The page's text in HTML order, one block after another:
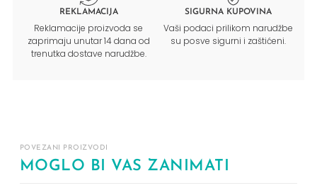
REKLAMACIJA
Reklamacije proizvoda se
zaprimaju unutar 14 dana od
trenutka dostave narudžbe.
SIGURNA KUPOVINA
Vaši podaci prilikom narudžbe
su posve sigurni i zaštićeni.
POVEZANI PROIZVODI
MOGLO BI VAS ZANIMATI